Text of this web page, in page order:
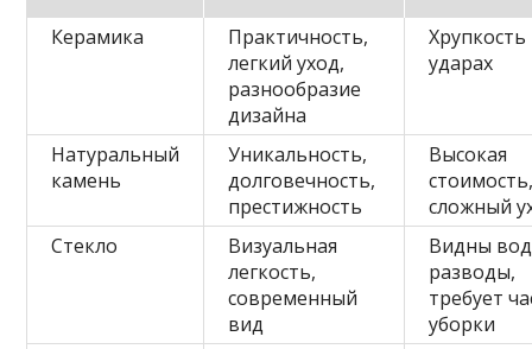
Керамика
Практичность,
легкий уход,
разнообразие
дизайна
ударах
Натуральный
камень
Уникальность,
долговечность,
престижность
Высокая
сложный
Стекло
Визуальная
легкость,
современный
вид
Видны
разводы,
требует
уборки